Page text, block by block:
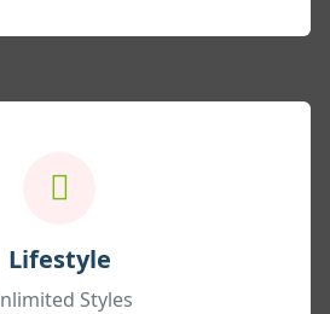
Lifestyle
Styles